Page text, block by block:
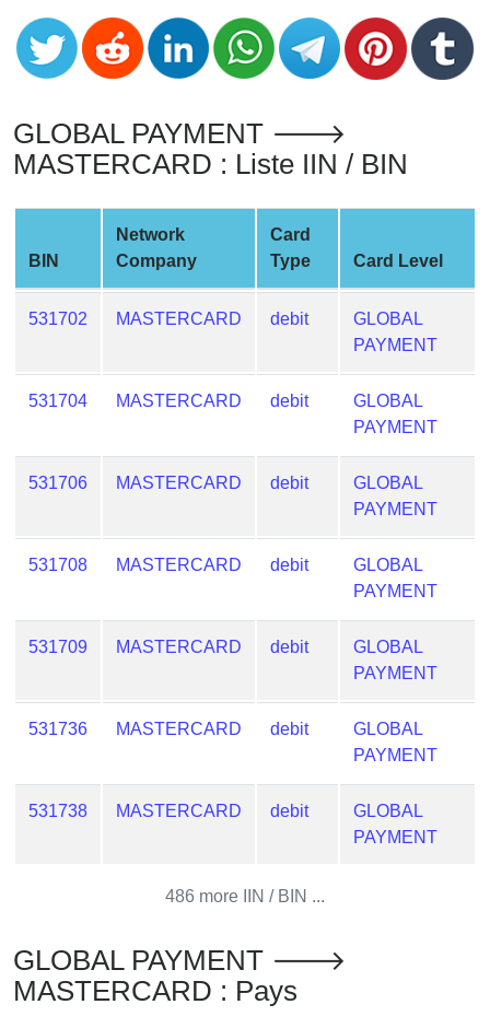
Credit
Card
Random
Credit
Card
Generator
Credit
Card
from
Credit
Card
Service
is
My
Address
Lookup
Checker
GLOBAL PAYMENT 🡒
MASTERCARD : Liste IIN / BIN
BIN
Network
Company
Card
Type
Card Level
531702 MASTERCARD debit
GLOBAL
PAYMENT
531704 MASTERCARD debit
GLOBAL
PAYMENT
531706 MASTERCARD debit
GLOBAL
PAYMENT
531708 MASTERCARD debit
GLOBAL
PAYMENT
531709 MASTERCARD debit
GLOBAL
PAYMENT
531736 MASTERCARD debit
GLOBAL
PAYMENT
531738 MASTERCARD debit
GLOBAL
PAYMENT
486 more IIN / BIN ...
GLOBAL PAYMENT 🡒
MASTERCARD : Pays